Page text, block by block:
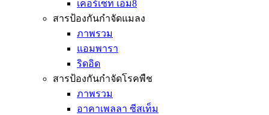
เคอร์เซท เอ็ม8
สารป้องกันกำจัดแมลง
ภาพรวม
แอมพารา
ริดอิด
สารป้องกันกำจัดโรคพืช
ภาพรวม
อาคาเพลลา ซีสเท็ม